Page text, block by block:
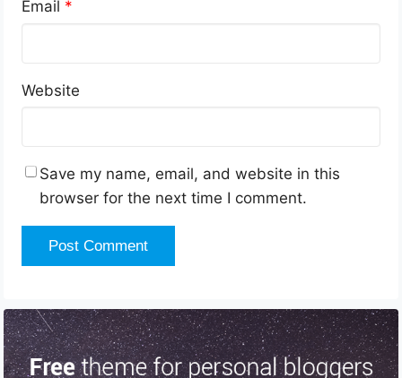
Email *
Website
Save my name, email, and website in this
browser for the next time I comment.